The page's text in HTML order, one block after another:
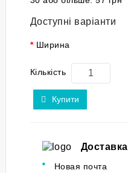
Доступні варіанти
Ширина
Кількість
Купити
Доставка
Новая почта